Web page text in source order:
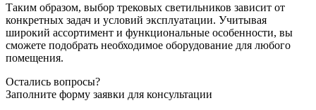
Таким образом, выбор трековых светильников зависит от
конкретных задач и условий эксплуатации. Учитывая
широкий ассортимент и функциональные особенности, вы
сможете подобрать необходимое оборудование для любого
помещения.
Остались вопросы?
Заполните форму заявки для консультации